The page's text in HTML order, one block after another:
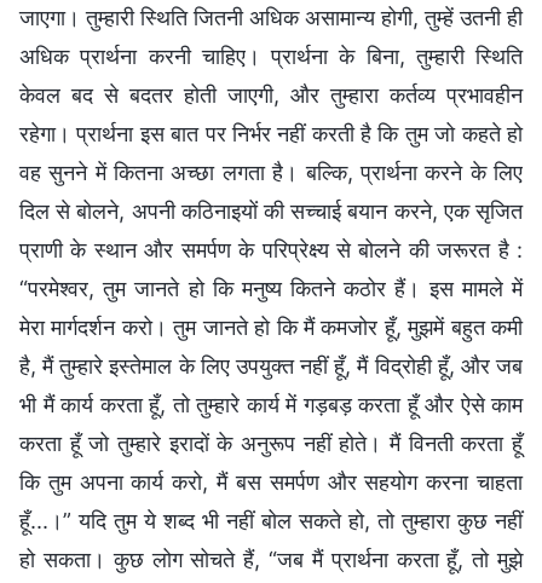
जाएगा। तुम्हारी स्थिति जितनी अधिक असामान्य होगी, तुम्हें उतनी ही
अधिक प्रार्थना करनी चाहिए। प्रार्थना के बिना, तुम्हारी स्थिति
केवल बद से बदतर होती जाएगी, और तुम्हारा कर्तव्य प्रभावहीन
रहेगा। प्रार्थना इस बात पर निर्भर नहीं करती है कि तुम जो कहते हो
वह सुनने में कितना अच्छा लगता है। बल्कि, प्रार्थना करने के लिए
दिल से बोलने, अपनी कठिनाइयों की सच्चाई बयान करने, एक सृजित
प्राणी के स्थान और समर्पण के परिप्रेक्ष्य से बोलने की जरूरत है :
“परमेश्वर, तुम जानते हो कि मनुष्य कितने कठोर हैं। इस मामले में
मेरा मार्गदर्शन करो। तुम जानते हो कि मैं कमजोर हूँ, मुझमें बहुत कमी
है, मैं तुम्हारे इस्तेमाल के लिए उपयुक्त नहीं हूँ, मैं विद्रोही हूँ, और जब
भी मैं कार्य करता हूँ, तो तुम्हारे कार्य में गड़बड़ करता हूँ और ऐसे काम
करता हूँ जो तुम्हारे इरादों के अनुरूप नहीं होते। मैं विनती करता हूँ
कि तुम अपना कार्य करो, मैं बस समर्पण और सहयोग करना चाहता
हूँ...।” यदि तुम ये शब्द भी नहीं बोल सकते हो, तो तुम्हारा कुछ नहीं
हो सकता। कुछ लोग सोचते हैं, “जब मैं प्रार्थना करता हूँ, तो मुझे